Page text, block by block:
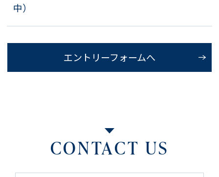
中）
エントリーフォームへ
CONTACT US